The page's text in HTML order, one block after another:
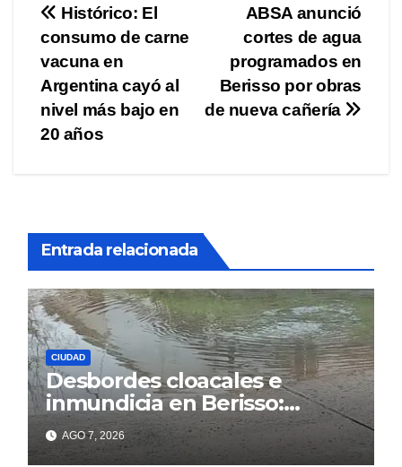
Navegación
de
entradas
ABSA anunció
cortes de agua
programados en
Berisso por obras
de nueva cañería
Histórico: El
consumo de carne
vacuna en
Argentina cayó al
nivel más bajo en
20 años
Entrada relacionada
CIUDAD
Desbordes cloacales e
inmundicia en Berisso:
colapso de la red en la calle
14AGO 7, 2026